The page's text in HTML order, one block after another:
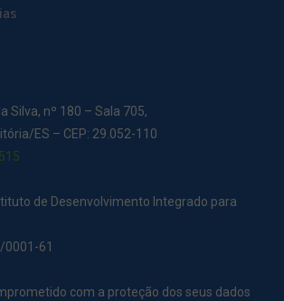
Silva, nº 180 – Sala 705,
ES – CEP: 29.052-110
de Desenvolvimento Integrado para
0001-61
com a proteção dos seus dados